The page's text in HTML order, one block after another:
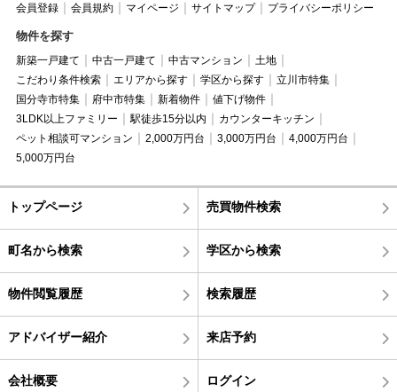
会員登録
会員規約 マイページ サイトマップ プライバシーポリシー
物件を探す
新築一戸建て 中古一戸建て 中古マンション
土地
こだわり条件検索
エリアから探す 学区から探す
立川市特集
国分寺市特集
府中市特集 新着物件
値下げ物件
3LDK以上ファミリー
駅徒歩15分以内
カウンターキッチン
ペット相談可マンション
2,000万円台 3,000万円台
4,000万円台
5,000万円台
トップページ 売買物件検索
町名から検索 学区から検索
物件閲覧履歴 検索履歴
アドバイザー紹介 来店予約
会社概要 ログイン